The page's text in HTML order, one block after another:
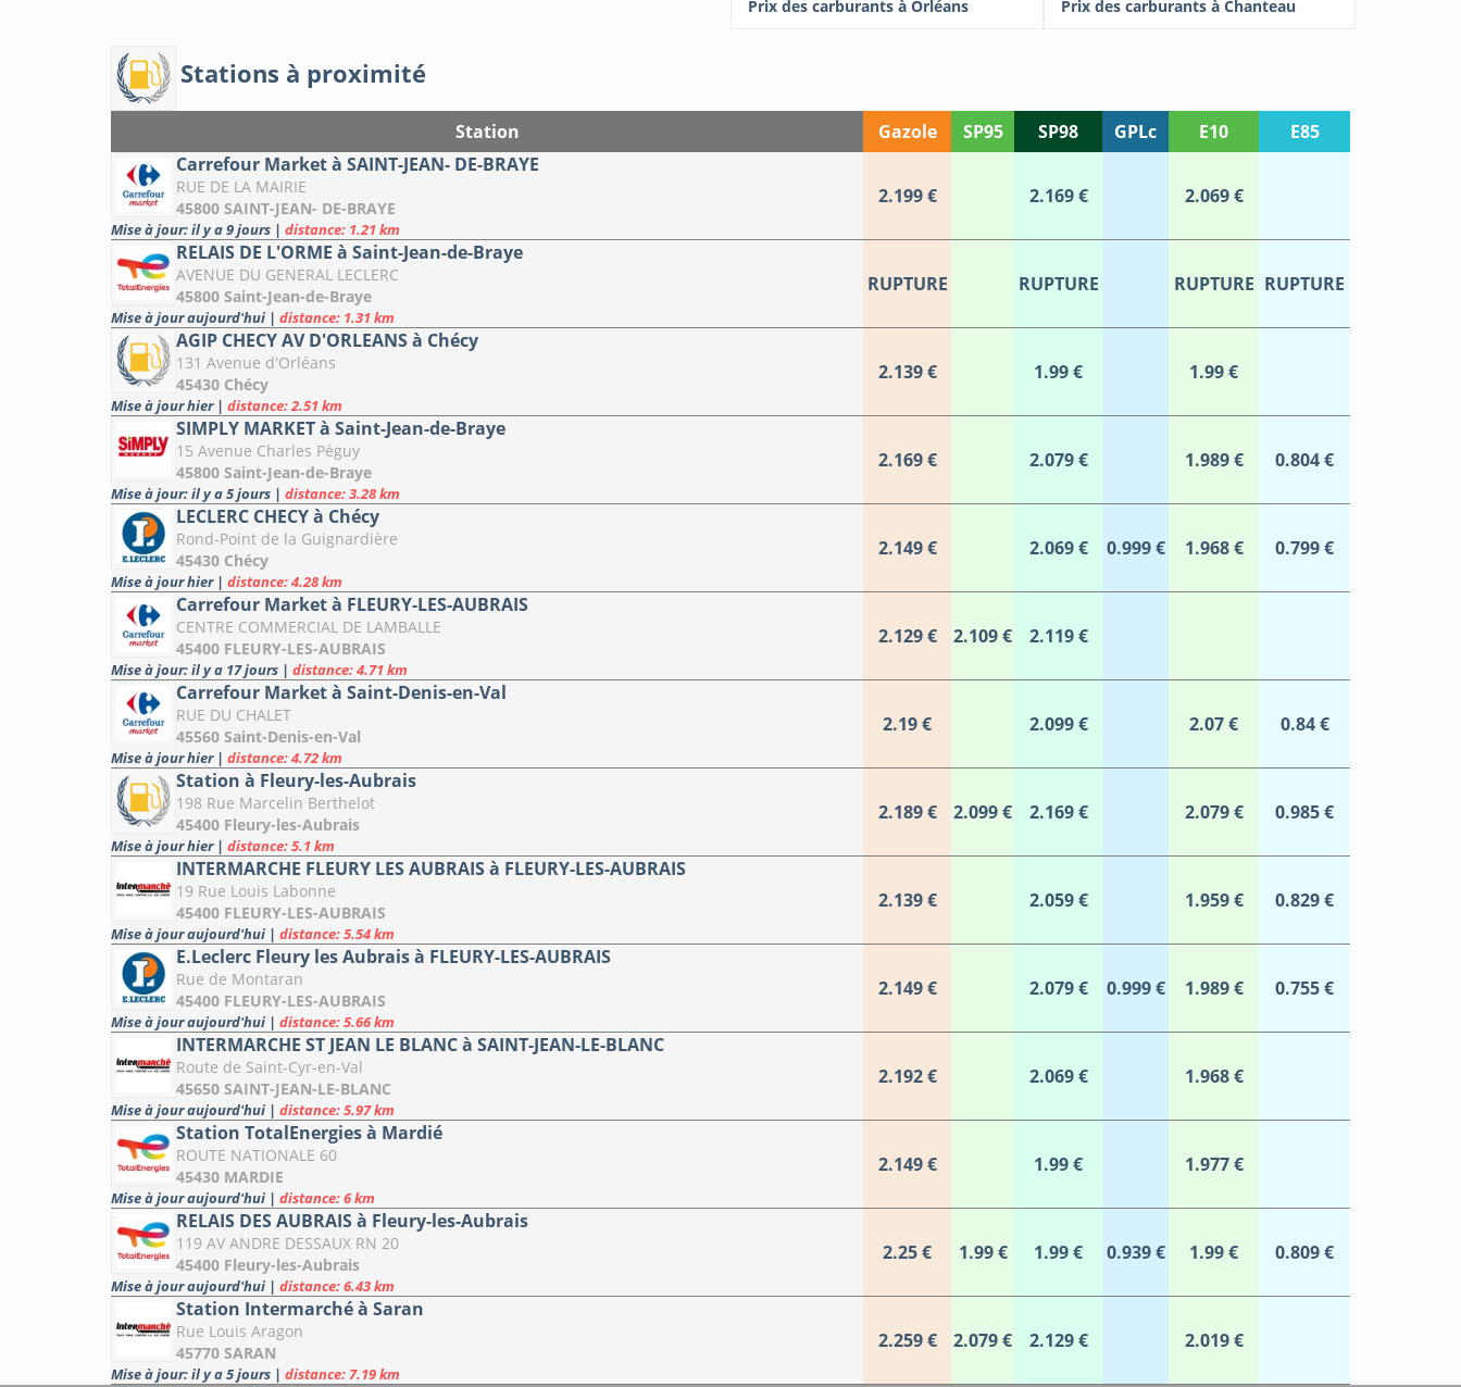
Prix des carburants à Orléans Prix des carburants à Chanteau
Stations à proximité
Station Gazole SP95 SP98 GPLc E10
E85
Carrefour Market à SAINT-JEAN- DE-BRAYE
RUE DE LA MAIRIE
45800 SAINT-JEAN- DE-BRAYE
Mise à jour: il y a 9 jours | distance: 1.21 km
2.199 € 2.169 € 2.069 €
RELAIS DE L'ORME à Saint-Jean-de-Braye
AVENUE DU GENERAL LECLERC
45800 Saint-Jean-de-Braye
Mise à jour aujourd'hui | distance: 1.31 km
RUPTURE RUPTURE RUPTURE RUPTURE
AGIP CHECY AV D'ORLEANS à Chécy
131 Avenue d'Orléans
45430 Chécy
Mise à jour hier | distance: 2.51 km
2.139 € 1.99 € 1.99 €
SIMPLY MARKET à Saint-Jean-de-Braye
15 Avenue Charles Péguy
45800 Saint-Jean-de-Braye
Mise à jour: il y a 5 jours | distance: 3.28 km
2.169 € 2.079 € 1.989 € 0.804 €
LECLERC CHECY à Chécy
Rond-Point de la Guignardière
45430 Chécy
Mise à jour hier | distance: 4.28 km
2.149 € 2.069 € 0.999 € 1.968 € 0.799 €
Carrefour Market à FLEURY-LES-AUBRAIS
CENTRE COMMERCIAL DE LAMBALLE
45400 FLEURY-LES-AUBRAIS
Mise à jour: il y a 17 jours | distance: 4.71 km
2.129 € 2.109 € 2.119 €
Carrefour Market à Saint-Denis-en-Val
RUE DU CHALET
45560 Saint-Denis-en-Val
Mise à jour hier | distance: 4.72 km
2.19 € 2.099 € 2.07 € 0.84 €
Station à Fleury-les-Aubrais
198 Rue Marcelin Berthelot
45400 Fleury-les-Aubrais
Mise à jour hier | distance: 5.1 km
2.189 € 2.099 € 2.169 € 2.079 € 0.985 €
INTERMARCHE FLEURY LES AUBRAIS à FLEURY-LES-AUBRAIS
19 Rue Louis Labonne
45400 FLEURY-LES-AUBRAIS
Mise à jour aujourd'hui | distance: 5.54 km
2.139 € 2.059 € 1.959 € 0.829 €
E.Leclerc Fleury les Aubrais à FLEURY-LES-AUBRAIS
Rue de Montaran
45400 FLEURY-LES-AUBRAIS
Mise à jour aujourd'hui | distance: 5.66 km
2.149 € 2.079 € 0.999 € 1.989 € 0.755 €
INTERMARCHE ST JEAN LE BLANC à SAINT-JEAN-LE-BLANC
Route de Saint-Cyr-en-Val
45650 SAINT-JEAN-LE-BLANC
Mise à jour aujourd'hui | distance: 5.97 km
2.192 € 2.069 € 1.968 €
Station TotalEnergies à Mardié
ROUTE NATIONALE 60
45430 MARDIE
Mise à jour aujourd'hui | distance: 6 km
2.149 € 1.99 € 1.977 €
RELAIS DES AUBRAIS à Fleury-les-Aubrais
119 AV ANDRE DESSAUX RN 20
45400 Fleury-les-Aubrais
Mise à jour aujourd'hui | distance: 6.43 km
2.25 € 1.99 € 1.99 € 0.939 € 1.99 € 0.809 €
Station Intermarché à Saran
Rue Louis Aragon
45770 SARAN
Mise à jour: il y a 5 jours | distance: 7.19 km
2.259 € 2.079 € 2.129 € 2.019 €